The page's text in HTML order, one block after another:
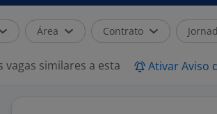
Área Contrato
similares a esta Ativar Aviso